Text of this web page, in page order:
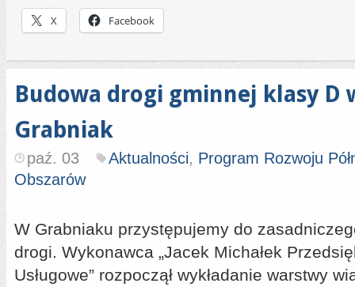
X Facebook
Budowa drogi gminnej klasy D
Grabniak
paź. 03 Aktualności, Program Rozwoju
Obszarów
W Grabniaku przystępujemy do
drogi. Wykonawca „Jacek Michałek
Usługowe” rozpoczął wykładanie warstwy